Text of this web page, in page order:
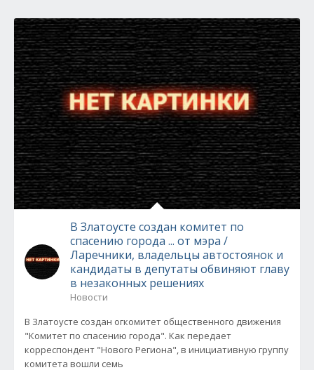
В Златоусте создан комитет по
спасению города ... от мэра /
Ларечники, владельцы автостоянок и
кандидаты в депутаты обвиняют главу
в незаконных решениях
Новости
В Златоусте создан огкомитет общественного движения
"Комитет по спасению города". Как передает
корреспондент "Нового Региона", в инициативную группу
комитета вошли семь